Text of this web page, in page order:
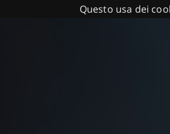
Questo usa dei